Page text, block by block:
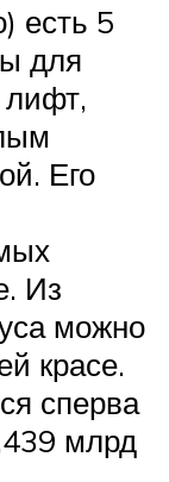
есть 5
для
лифт,
Его
Из
можно
красе.
сперва
млрд